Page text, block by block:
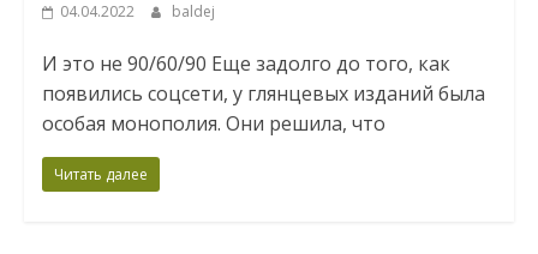
04.04.2022 baldej
И это не 90/60/90 Еще задолго до того, как
появились соцсети, у глянцевых изданий была
особая монополия. Они решила, что
Читать далее